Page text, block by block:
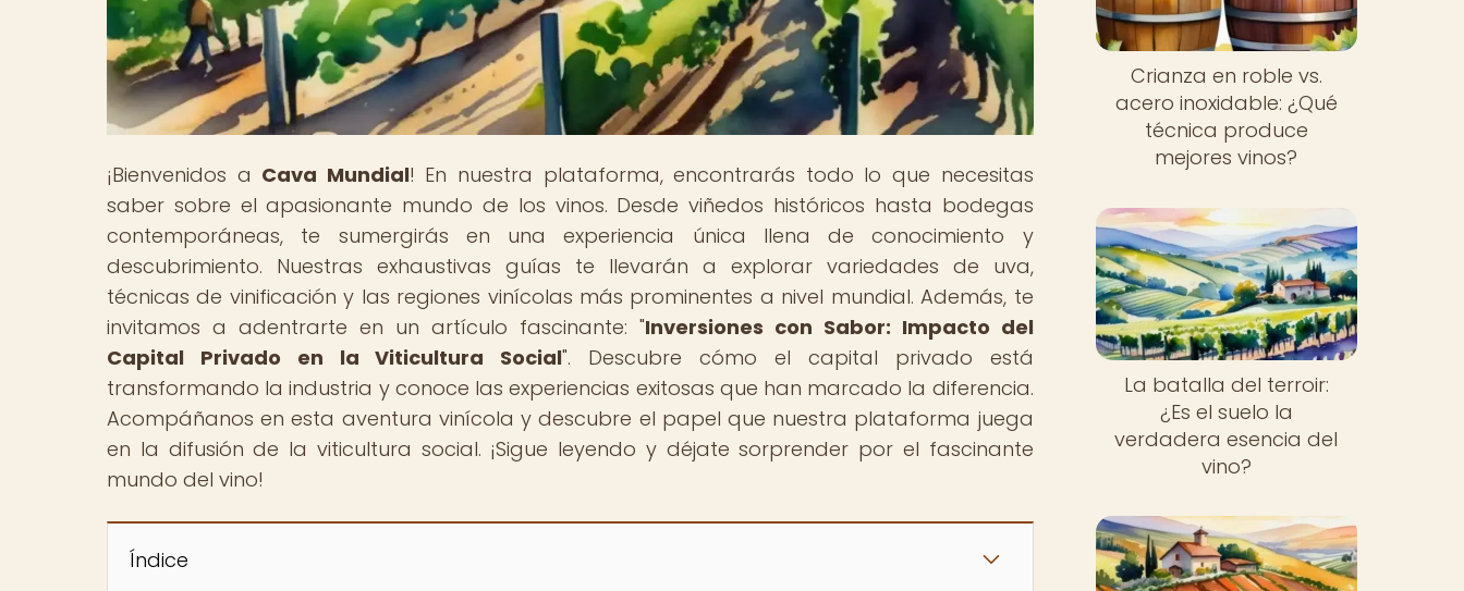
¡Bienvenidos a Cava Mundial! En nuestra plataforma, encontrarás todo lo que necesitas
saber sobre el apasionante mundo de los vinos. Desde viñedos históricos hasta bodegas
contemporáneas, te sumergirás en una experiencia única llena de conocimiento y
descubrimiento. Nuestras exhaustivas guías te llevarán a explorar variedades de uva,
técnicas de vinificación y las regiones vinícolas más prominentes a nivel mundial. Además, te
invitamos a adentrarte en un artículo fascinante: "Inversiones con Sabor: Impacto del
Capital Privado en la Viticultura Social". Descubre cómo el capital privado está
transformando la industria y conoce las experiencias exitosas que han marcado la diferencia.
Acompáñanos en esta aventura vinícola y descubre el papel que nuestra plataforma juega
en la difusión de la viticultura social. ¡Sigue leyendo y déjate sorprender por el fascinante
mundo del vino!
Índice
Crianza en roble vs.
acero inoxidable: ¿Qué
técnica produce
mejores vinos?
La batalla del terroir:
¿Es el suelo la
verdadera esencia del
vino?